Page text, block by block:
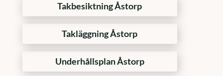
Takbesiktning Åstorp
Takläggning Åstorp
Underhållsplan Åstorp